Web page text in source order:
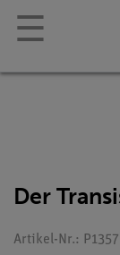
☰
Der
Artikel-Nr.: